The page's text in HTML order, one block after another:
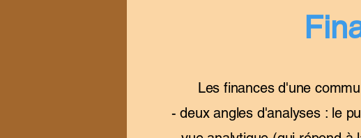
Les finances d'une
- deux angles d'analyses : le